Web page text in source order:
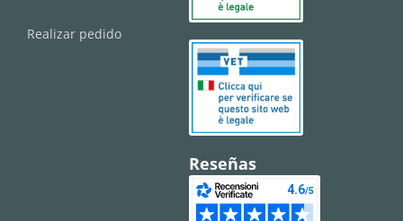
Realizar pedido
Reseñas